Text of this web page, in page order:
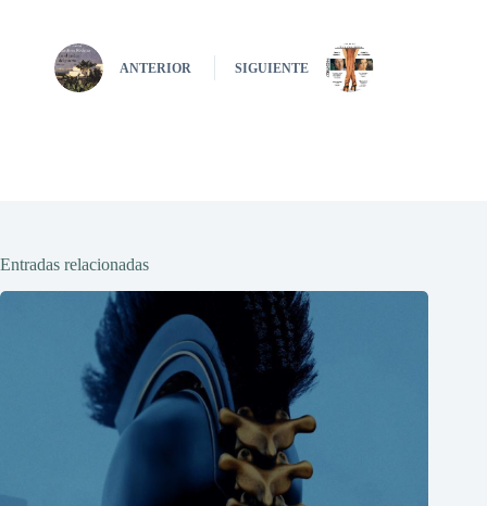
ANTERIOR SIGUIENTE
Entradas relacionadas